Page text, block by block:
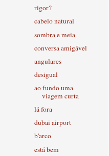
rigor?
cabelo natural
sombra e meia
conversa amigável
angulares
desigual
ao fundo uma
viagem curta
lá fora
dubai airport
b'arco
está bem